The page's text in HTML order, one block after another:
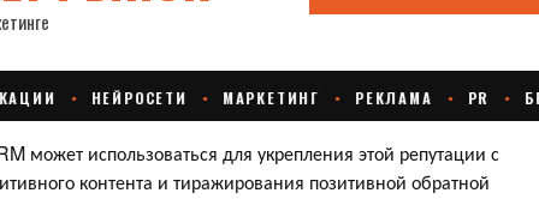
может использоваться для укрепления этой репутации с
контента и тиражирования позитивной обратной